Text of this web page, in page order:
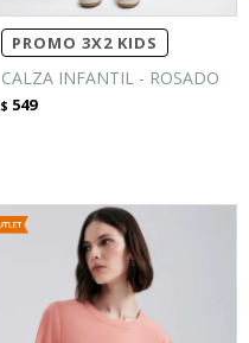
PROMO 3X2 KIDS
CALZA INFANTIL - ROSADO
$ 549